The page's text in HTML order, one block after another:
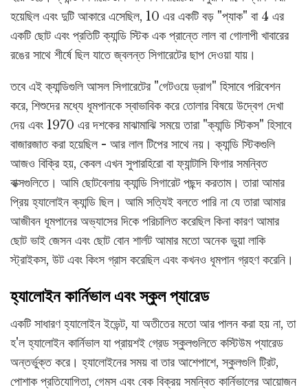
হয়েছিল এবং দুটি আকারে এসেছিল, 10 এর একটি বড় "প্যাক" বা 4 এর
একটি ছোট এবং প্রতিটি ক্যান্ডি স্টিক এক প্রান্তে লাল বা গোলাপী খাবারের
রঙের সাথে শীর্ষে ছিল যাতে জ্বলন্ত সিগারেটের ছাপ দেওয়া যায়।
তবে এই ক্যান্ডিগুলি আসল সিগারেটের "গেটওয়ে ড্রাগ" হিসাবে পরিবেশন
করে, শিশুদের মধ্যে ধূমপানকে স্বাভাবিক করে তোলার বিষয়ে উদ্বেগ দেখা
দেয় এবং 1970 এর দশকের মাঝামাঝি সময়ে তারা "ক্যান্ডি স্টিকস" হিসাবে
বাজারজাত করা হয়েছিল - আর লাল টিপের সাথে নয়। ক্যান্ডি স্টিকগুলি
আজও বিক্রি হয়, কেবল এখন সুপারহিরো বা ফ্যান্টাসি ফিগার সমন্বিত
বাক্সগুলিতে। আমি ছোটবেলায় ক্যান্ডি সিগারেট পছন্দ করতাম। তারা আমার
প্রিয় হ্যালোইন ক্যান্ডি ছিল। আমি সত্যিই বলতে পারি না যে তারা আমার
আজীবন ধূমপানের অভ্যাসের দিকে পরিচালিত করেছিল কিনা কারণ আমার
ছোট ভাই জেসন এবং ছোট বোন শার্লট আমার মতো অনেক ভুয়া লাকি
স্ট্রাইকস, উট এবং কিংস গ্রাস করেছিল এবং কখনও ধূমপান গ্রহণ করেনি।
হ্যালোইন কার্নিভাল এবং স্কুল প্যারেড
একটি সাধারণ হ্যালোইন ইভেন্ট, যা অতীতের মতো আর পালন করা হয় না, তা
হ'ল হ্যালোইন কার্নিভাল যা প্রায়শই গ্রেড স্কুলগুলিতে কস্টিউম প্যারেড
অন্তর্ভুক্ত করে। হ্যালোইনের সময় বা তার আশেপাশে, স্কুলগুলি ট্রিট,
পোশাক প্রতিযোগিতা, গেমস এবং বেক বিক্রয় সমন্বিত কার্নিভালের আয়োজন